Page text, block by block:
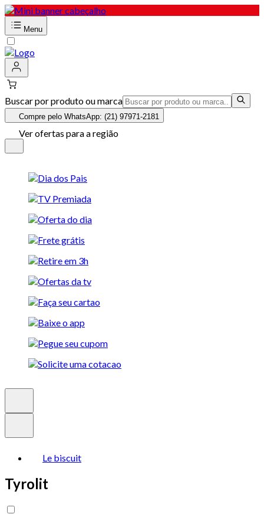
Menu
Buscar por produto ou marca
Compre pelo WhatsApp: (21) 97971-2181
Ver ofertas para a região
Le biscuit
Tyrolit